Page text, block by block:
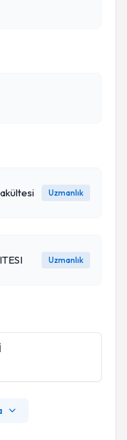
Uzmanlık
Uzmanlık